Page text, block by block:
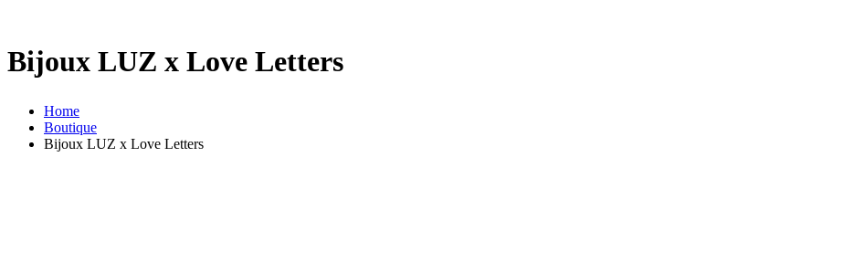
Bijoux LUZ x Love Letters
Home
Boutique
Bijoux LUZ x Love Letters